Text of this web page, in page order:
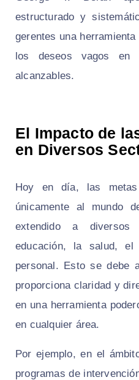
estructurado y
gerentes una
los deseos vagos en
alcanzables.
El Impacto de
en Diversos
Hoy en día, las
únicamente al mundo
extendido a
educación, la salud,
personal. Esto se debe
proporciona claridad y
en una herramienta
en cualquier área.
Por ejemplo, en el
programas de